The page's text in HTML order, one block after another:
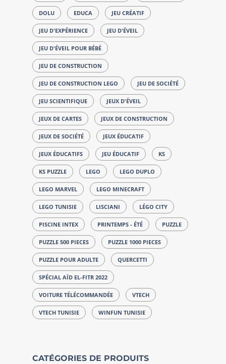
DOLU EDUCA JEU CRÉATIF
JEU D'EXPÉRIENCE JEU D'ÉVEIL
JEU D'ÉVEIL POUR BÉBÉ
JEU DE CONSTRUCTION
JEU DE CONSTRUCTION LEGO JEU DE SOCIÉTÉ
JEU SCIENTIFIQUE JEUX D'ÉVEIL
JEUX DE CARTES JEUX DE CONSTRUCTION
JEUX DE SOCIÉTÉ JEUX ÉDUCATIF
JEUX ÉDUCATIFS JEU ÉDUCATIF KS
KS PUZZLE LEGO LEGO DUPLO
LEGO MARVEL LEGO MINECRAFT
LEGO TUNISIE LISCIANI LÉGO CITY
PISCINE INTEX PRINTEMPS - ÉTÉ PUZZLE
PUZZLE 500 PIECES PUZZLE 1000 PIECES
PUZZLE POUR ADULTE QUERCETTI
SPÉCIAL AÏD EL-FITR 2022
VOITURE TÉLÉCOMMANDÉE VTECH
VTECH TUNISIE WINFUN TUNISIE
CATÉGORIES DE PRODUITS